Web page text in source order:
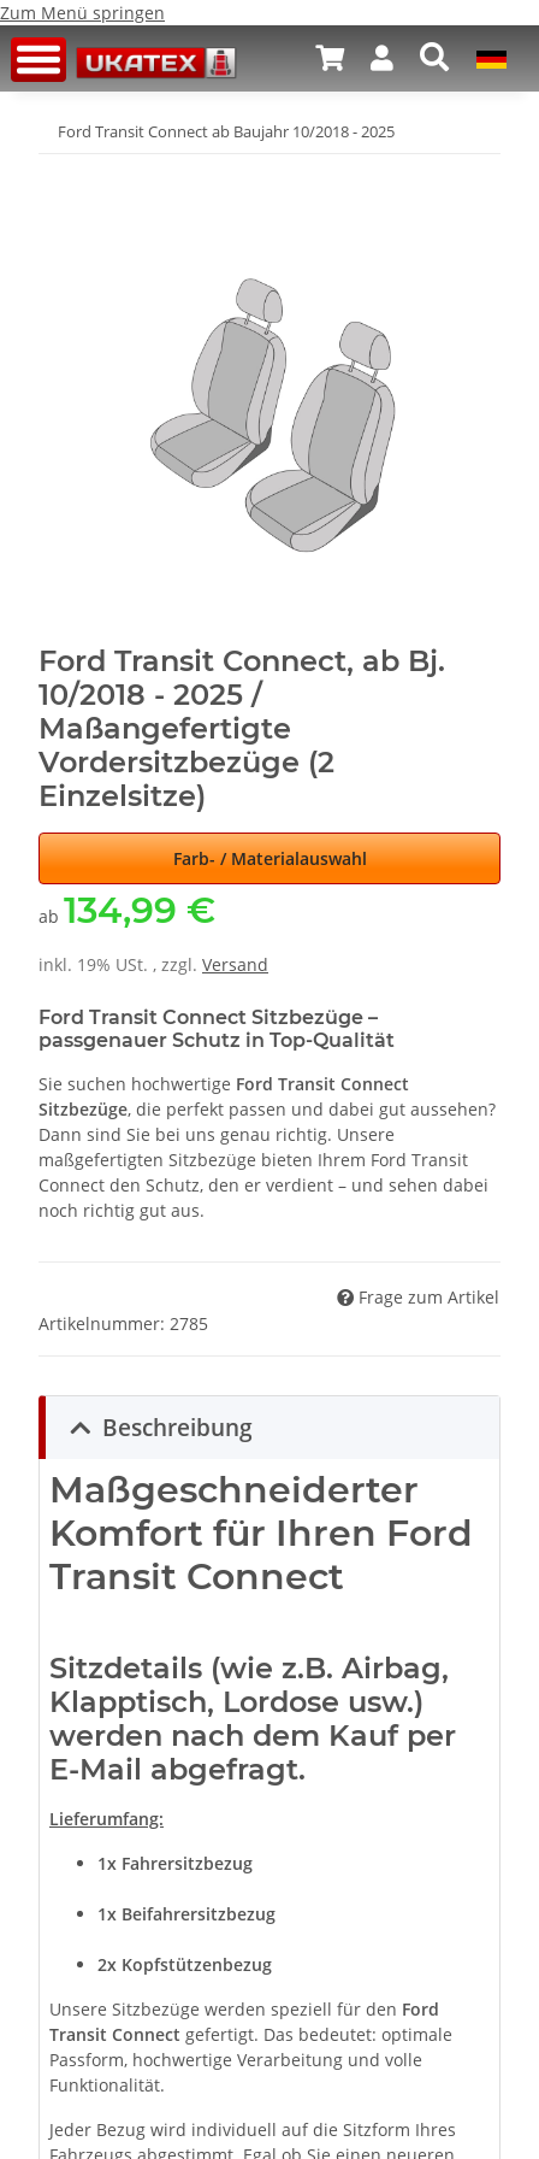
Zum Menü springen
Ford Transit Connect ab Baujahr 10/2018 - 2025
Ford Transit Connect, ab Bj.
10/2018 - 2025 /
Maßangefertigte
Vordersitzbezüge (2
Einzelsitze)
Farb- / Materialauswahl
ab 134,99 €
inkl. 19% USt. , zzgl. Versand
Ford Transit Connect Sitzbezüge –
passgenauer Schutz in Top-Qualität
Sie suchen hochwertige Ford Transit Connect
Sitzbezüge, die perfekt passen und dabei gut aussehen?
Dann sind Sie bei uns genau richtig. Unsere
maßgefertigten Sitzbezüge bieten Ihrem Ford Transit
Connect den Schutz, den er verdient – und sehen dabei
noch richtig gut aus.
Frage zum Artikel
Artikelnummer: 2785
Beschreibung
Maßgeschneiderter
Komfort für Ihren Ford
Transit Connect
Sitzdetails (wie z.B. Airbag,
Klapptisch, Lordose usw.)
werden nach dem Kauf per
E-Mail abgefragt.
Lieferumfang:
1x Fahrersitzbezug
1x Beifahrersitzbezug
2x Kopfstützenbezug
Unsere Sitzbezüge werden speziell für den Ford
Transit Connect gefertigt. Das bedeutet: optimale
Passform, hochwertige Verarbeitung und volle
Funktionalität.
Jeder Bezug wird individuell auf die Sitzform Ihres